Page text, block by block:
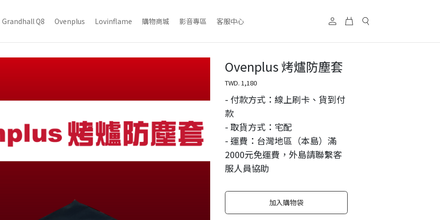
Grandhall Q8 Ovenplus Lovinflame 購物商城 影音專區 客服中心
Ovenplus 烤爐防塵套
TWD. 1,180
- 付款方式：線上刷卡、貨到付
款
- 取貨方式：宅配
- 運費：台灣地區（本島）滿
2000元免運費，外島請聯繫客
服人員協助
加入購物袋